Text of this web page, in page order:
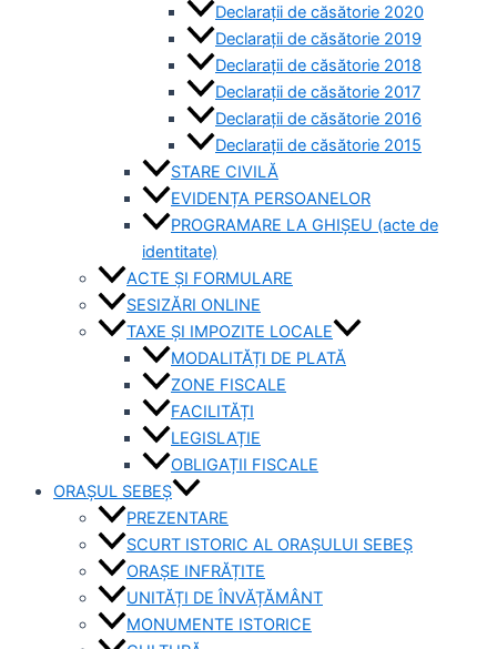
Declarații de căsătorie 2020
Declarații de căsătorie 2019
Declarații de căsătorie 2018
Declarații de căsătorie 2017
Declarații de căsătorie 2016
Declarații de căsătorie 2015
STARE CIVILĂ
EVIDENȚA PERSOANELOR
PROGRAMARE LA GHIȘEU (acte de
identitate)
ACTE ȘI FORMULARE
SESIZĂRI ONLINE
TAXE ȘI IMPOZITE LOCALE
MODALITĂȚI DE PLATĂ
ZONE FISCALE
FACILITĂȚI
LEGISLAȚIE
OBLIGAȚII FISCALE
ORAȘUL SEBEȘ
PREZENTARE
SCURT ISTORIC AL ORAȘULUI SEBEȘ
ORAȘE INFRĂȚITE
UNITĂȚI DE ÎNVĂȚĂMÂNT
MONUMENTE ISTORICE